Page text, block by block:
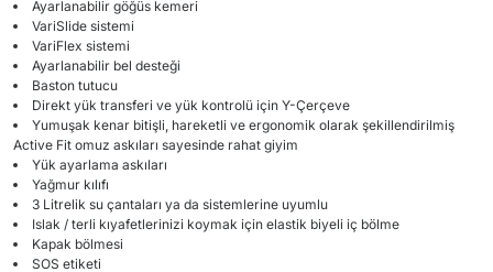
Ayarlanabilir göğüs kemeri
VariSlide sistemi
VariFlex sistemi
Ayarlanabilir bel desteği
Baston tutucu
Direkt yük transferi ve yük kontrolü için Y-Çerçeve
Yumuşak kenar bitişli, hareketli ve ergonomik olarak şekillendirilmiş
Active Fit omuz askıları sayesinde rahat giyim
Yük ayarlama askıları
Yağmur kılıfı
3 Litrelik su çantaları ya da sistemlerine uyumlu
Islak / terli kıyafetlerinizi koymak için elastik biyeli iç bölme
Kapak bölmesi
SOS etiketi